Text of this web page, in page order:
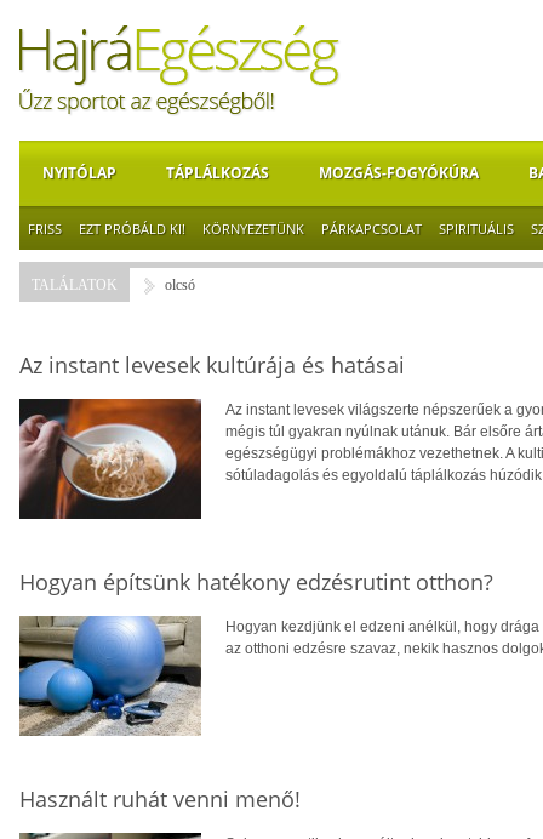
NYITÓLAP TÁPLÁLKOZÁS MOZGÁS-FOGYÓKÚRA
FRISS EZT PRÓBÁLD KI! KÖRNYEZETÜNK PÁRKAPCSOLAT SPIRITUÁLIS
TALÁLATOK olcsó
Az instant levesek kultúrája és hatásai
Az instant levesek világszerte népszerűek a
mégis túl gyakran nyúlnak utánuk. Bár elsőre
egészségügyi problémákhoz vezethetnek. A
sótúladagolás és egyoldalú táplálkozás
Hogyan építsünk hatékony edzésrutint otthon?
Hogyan kezdjünk el edzeni anélkül, hogy
az otthoni edzésre szavaz, nekik hasznos
Használt ruhát venni menő!